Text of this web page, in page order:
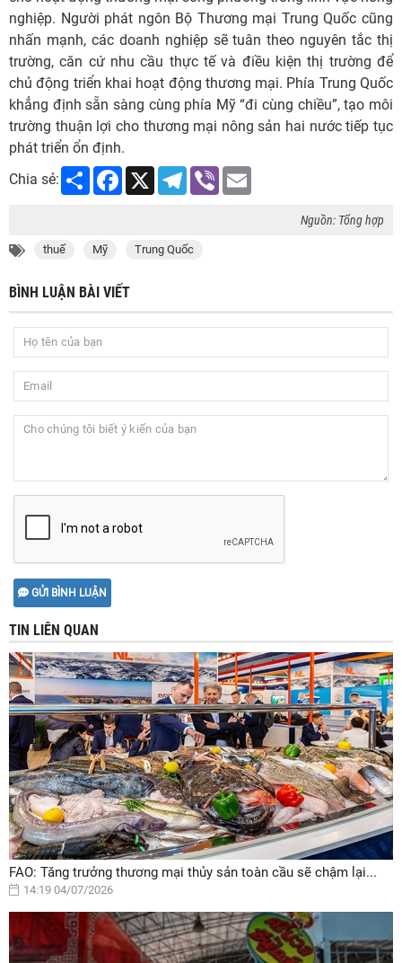
nghiệp. Người phát ngôn Bộ Thương mại Trung Quốc cũng
nhấn mạnh, các doanh nghiệp sẽ tuân theo nguyên tắc thị
trường, căn cứ nhu cầu thực tế và điều kiện thị trường để
chủ động triển khai hoạt động thương mại. Phía Trung Quốc
khẳng định sẵn sàng cùng phía Mỹ “đi cùng chiều”, tạo môi
trường thuận lợi cho thương mại nông sản hai nước tiếp tục
phát triển ổn định.
Chia sẻ:
Share Facebook
X Telegram
Viber
Nguồn: Tổng hợp
thuế Mỹ Trung Quốc
BÌNH LUẬN BÀI VIẾT
GỬI BÌNH LUẬN
TIN LIÊN QUAN
FAO: Tăng trưởng thương mại thủy sản toàn cầu sẽ chậm lại...
14:19 04/07/2026